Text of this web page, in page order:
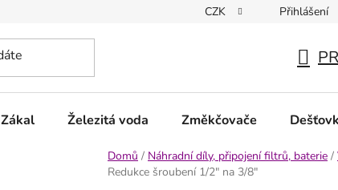
CZK Přihlášení
Zákal Železitá voda Změkčovače
Domů / Náhradní díly, připojení filtrů, baterie /
Redukce šroubení 1/2" na 3/8"